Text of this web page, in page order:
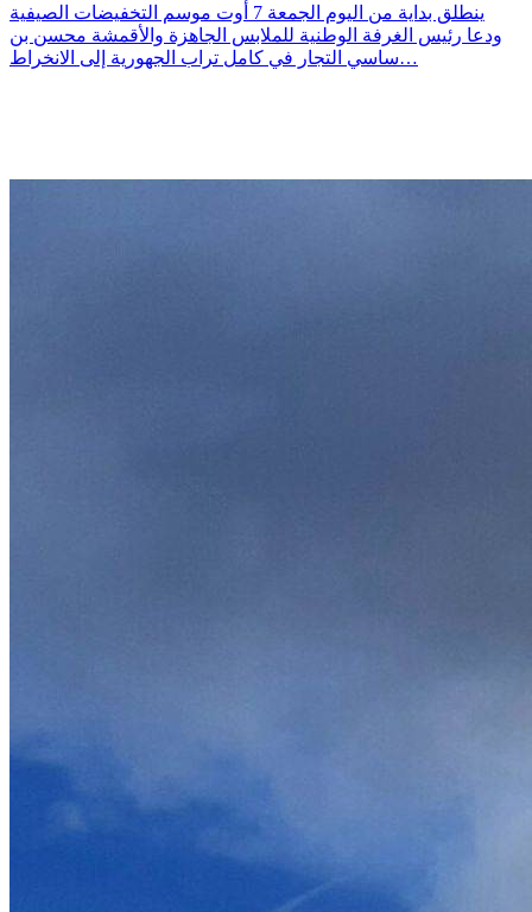
ينطلق بداية من اليوم الجمعة 7 أوت موسم التخفيضات الصيفية
ودعا رئيس الغرفة الوطنية للملابس الجاهزة والأقمشة محسن بن
ساسي التجار في كامل تراب الجهورية إلى الانخراط…